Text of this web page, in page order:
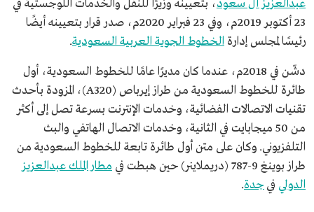
عبدالعزيز آل سعود، بتعيينه وزيرًا للنقل والخدمات اللوجستية في
23 أكتوبر 2019م، وفي 23 فبراير 2020م، صدر قرار بتعيينه أيضًا
رئيسًا لمجلس إدارة الخطوط الجوية العربية السعودية.
دشّن في 2018م، عندما كان مديرًا عامًا للخطوط السعودية، أول
طائرة للخطوط السعودية من طراز إيرباص (A320)، المزودة بأحدث
تقنيات الاتصالات الفضائية، وخدمات الإنترنت بسرعة تصل إلى أكثر
من 50 ميجابايت في الثانية، وخدمات الاتصال الهاتفي والبث
التلفزيوني. وكان على متن أول طائرة تابعة للخطوط السعودية من
طراز بوينغ 9-787 (دريملاينر) حين هبطت في
مطار الملك عبدالعزيز
الدولي في جدة.